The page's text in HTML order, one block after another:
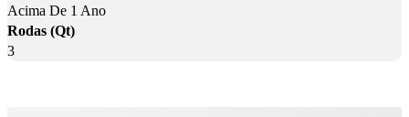
Acima De 1 Ano
Rodas (Qt)
3